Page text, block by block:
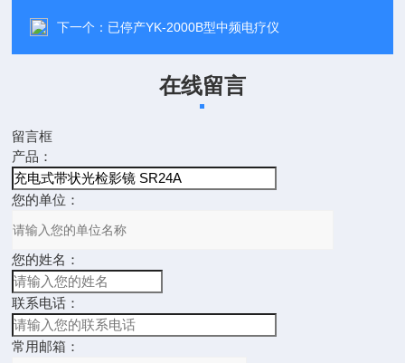
下一个： 已停产YK-2000B型中频电疗仪
在线留言
留言框
产品：
您的单位：
您的姓名：
联系电话：
常用邮箱：